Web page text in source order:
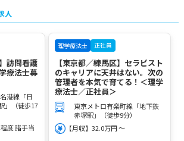
人
訪問看護
療法士募
港線「日
」（徒歩17
度 諸手当
理学療法士 正社員
【東京都／練馬区】セラピスト
のキャリアに天井はない。次の
管理者を本気で育てる！＜理学
療法士／正社員＞
東京メトロ有楽町線「地下鉄
赤塚駅」（徒歩9分）
【月収】32.0万円 ～